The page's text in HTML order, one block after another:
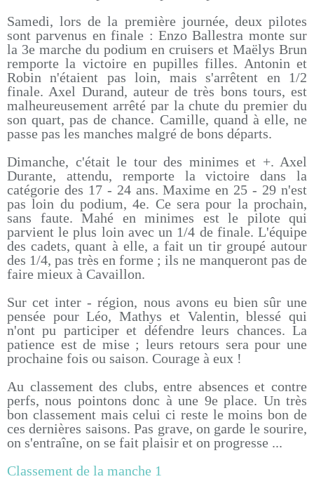
Samedi, lors de la première journée, deux pilotes
sont parvenus en finale : Enzo Ballestra monte sur
la 3e marche du podium en cruisers et Maëlys Brun
remporte la victoire en pupilles filles. Antonin et
Robin n'étaient pas loin, mais s'arrêtent en 1/2
finale. Axel Durand, auteur de très bons tours, est
malheureusement arrêté par la chute du premier du
son quart, pas de chance. Camille, quand à elle, ne
passe pas les manches malgré de bons départs.
Dimanche, c'était le tour des minimes et +. Axel
Durante, attendu, remporte la victoire dans la
catégorie des 17 - 24 ans. Maxime en 25 - 29 n'est
pas loin du podium, 4e. Ce sera pour la prochain,
sans faute. Mahé en minimes est le pilote qui
parvient le plus loin avec un 1/4 de finale. L'équipe
des cadets, quant à elle, a fait un tir groupé autour
des 1/4, pas très en forme ; ils ne manqueront pas de
faire mieux à Cavaillon.
Sur cet inter - région, nous avons eu bien sûr une
pensée pour Léo, Mathys et Valentin, blessé qui
n'ont pu participer et défendre leurs chances. La
patience est de mise ; leurs retours sera pour une
prochaine fois ou saison. Courage à eux !
Au classement des clubs, entre absences et contre
perfs, nous pointons donc à une 9e place. Un très
bon classement mais celui ci reste le moins bon de
ces dernières saisons. Pas grave, on garde le sourire,
on s'entraîne, on se fait plaisir et on progresse ...
Classement de la manche 1